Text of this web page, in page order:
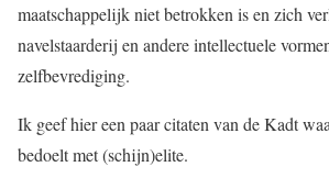
maatschappelijk niet betrokken is en zich
navelstaarderij en andere intellectuele
zelfbevrediging.
Ik geef hier een paar citaten van de Kadt
bedoelt met (schijn)elite.